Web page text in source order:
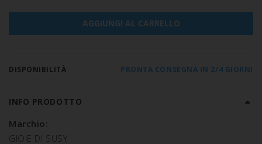
AGGIUNGI AL CARRELLO
DISPONIBILITÀ PRONTA CONSEGNA IN 2/4 GIORNI
INFO PRODOTTO
Marchio:
GIOIE DI SUSY